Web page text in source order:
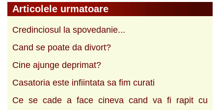
Articolele urmatoare
Credinciosul la spovedanie...
Cand se poate da divort?
Cine ajunge deprimat?
Casatoria este infiintata sa fim curati
Ce se cade a face cineva cand va fi rapit cu